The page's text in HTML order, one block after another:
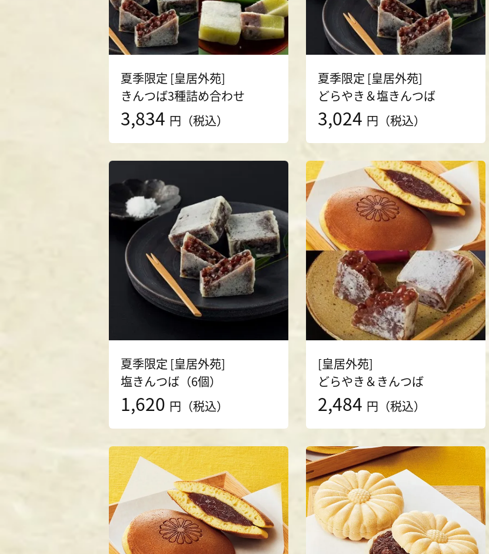
夏季限定 [皇居外苑]
きんつば3種詰め合わせ
3,834 円（税込）
夏季限定 [皇居外苑]
どらやき＆塩きんつば
3,024 円（税込）
夏季限定 [皇居外苑]
塩きんつば（6個）
1,620 円（税込）
[皇居外苑]
どらやき＆きんつば
2,484 円（税込）